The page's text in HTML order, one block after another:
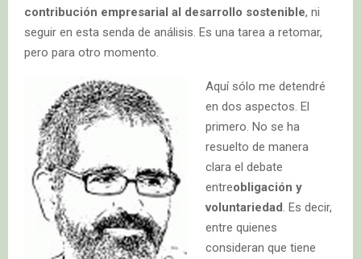
contribución empresarial al desarrollo sostenible, ni
seguir en esta senda de análisis. Es una tarea a retomar,
pero para otro momento.
Aquí sólo me detendré
en dos aspectos. El
primero. No se ha
resuelto de manera
clara el debate
entreobligación y
voluntariedad . Es decir,
entre quienes
consideran que tiene